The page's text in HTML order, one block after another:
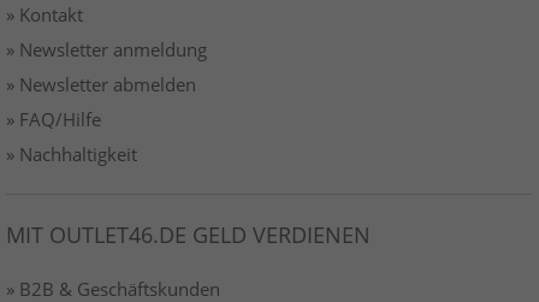
» Kontakt
» Newsletter anmeldung
» Newsletter abmelden
» FAQ/Hilfe
» Nachhaltigkeit
MIT OUTLET46.DE GELD VERDIENEN
» B2B & Geschäftskunden